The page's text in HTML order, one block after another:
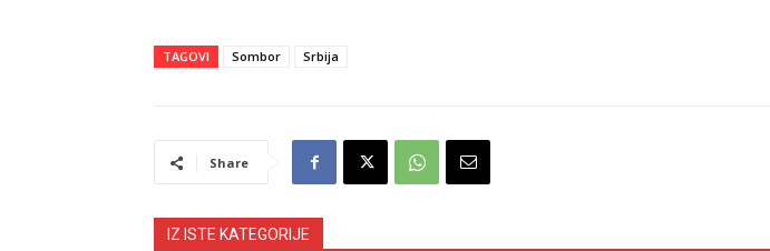
TAGOVI Sombor Srbija
Share
IZ ISTE KATEGORIJE